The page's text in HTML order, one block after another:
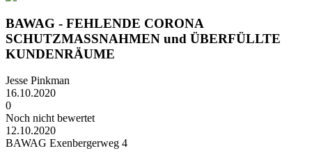
BAWAG - FEHLENDE CORONA
SCHUTZMASSNAHMEN und ÜBERFÜLLTE
KUNDENRÄUME
Jesse Pinkman
16.10.2020
0
Noch nicht bewertet
12.10.2020
BAWAG Exenbergerweg 4